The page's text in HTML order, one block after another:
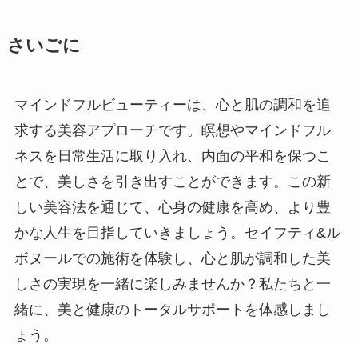
さいごに
マインドフルビューティーは、心と肌の調和を追
求する美容アプローチです。瞑想やマインドフル
ネスを日常生活に取り入れ、内面の平和を保つこ
とで、美しさを引き出すことができます。この新
しい美容法を通じて、心身の健康を高め、より豊
かな人生を目指していきましょう。セイフティ&ル
ボヌールでの施術を体験し、心と肌が調和した美
しさの実現を一緒に楽しみませんか？私たちと一
緒に、美と健康のトータルサポートを体感しまし
ょう。